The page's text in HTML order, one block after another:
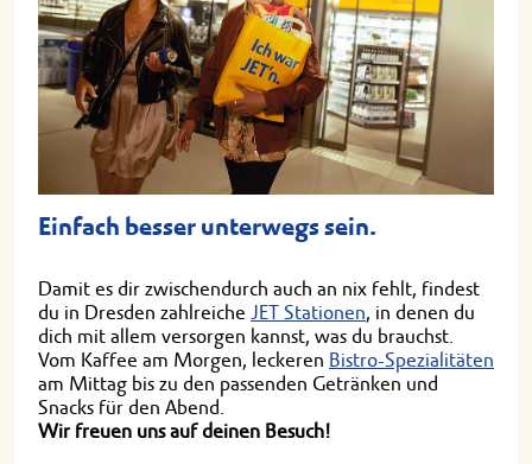
Einfach besser unterwegs sein.
Damit es dir zwischendurch auch an nix fehlt, findest
du in Dresden zahlreiche JET Stationen, in denen du
dich mit allem versorgen kannst, was du brauchst.
Vom Kaffee am Morgen, leckeren Bistro-Spezialitäten
am Mittag bis zu den passenden Getränken und
Snacks für den Abend.
Wir freuen uns auf deinen Besuch!